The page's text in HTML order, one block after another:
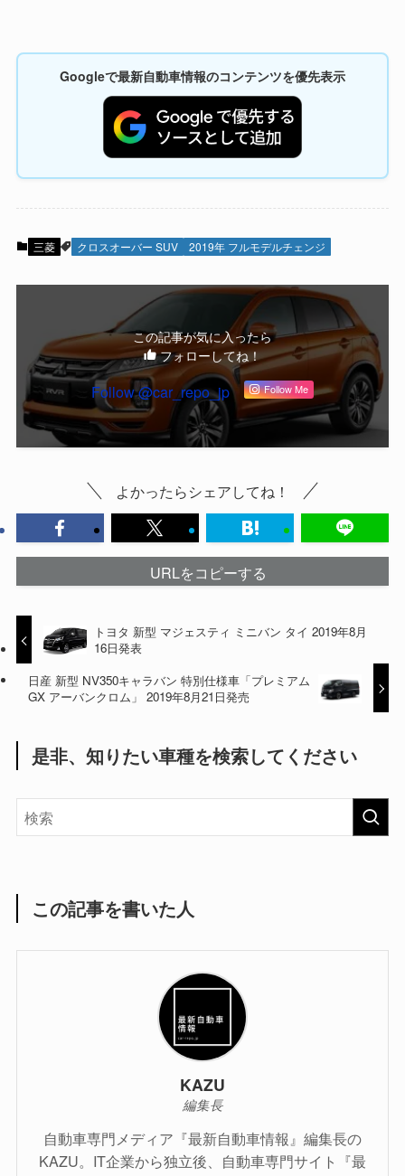
Googleで最新自動車情報のコンテンツを優先表示
三菱 クロスオーバー SUV 2019年 フルモデルチェンジ
この記事が気に入ったら
フォローしてね！
Follow @car_repo_jp Follow Me
よかったらシェアしてね！
URLをコピーする
トヨタ 新型 マジェスティ ミニバン タイ 2019年8月
16日発表
日産 新型 NV350キャラバン 特別仕様車「プレミアム
GX アーバンクロム」 2019年8月21日発売
是非、知りたい車種を検索してください
この記事を書いた人
KAZU
編集長
自動車専門メディア『最新自動車情報』編集長の
KAZU。IT企業から独立後、自動車専門サイト『最